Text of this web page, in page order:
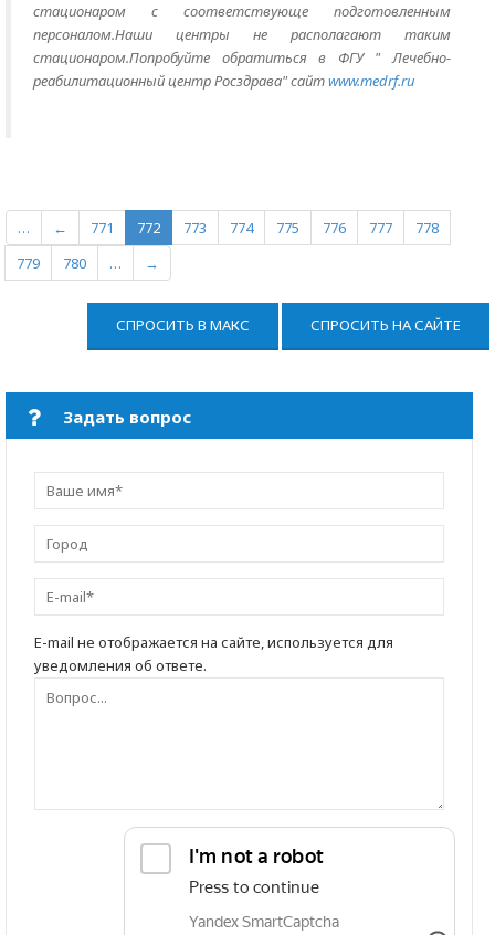
стационаром с соответствующе подготовленным
персоналом.Наши центры не располагают таким
стационаром.Попробуйте обратиться в ФГУ " Лечебно-
реабилитационный центр Росздрава" сайтwww.medrf.ru
… ← 771 772 773 774 775 776 777
778
779
780 … →
СПРОСИТЬ В МАКС СПРОСИТЬ НА САЙТЕ
Задать вопрос
E-mail не отображается на сайте, используется для
уведомления об ответе.